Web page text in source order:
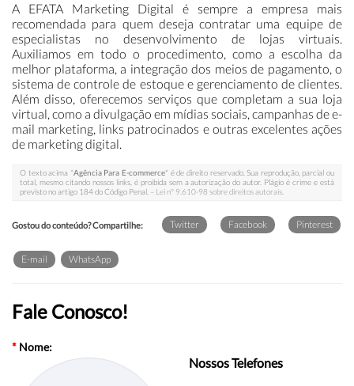
A EFATA Marketing Digital é sempre a empresa mais
recomendada para quem deseja contratar uma equipe de
especialistas no desenvolvimento de lojas virtuais.
Auxiliamos em todo o procedimento, como a escolha da
melhor plataforma, a integração dos meios de pagamento, o
sistema de controle de estoque e gerenciamento de clientes.
Além disso, oferecemos serviços que completam a sua loja
virtual, como a divulgação em mídias sociais, campanhas de e-
mail marketing, links patrocinados e outras excelentes ações
de marketing digital.
O texto acima "Agência Para E-commerce" é de direito reservado. Sua reprodução, parcial ou
total, mesmo citando nossos links, é proibida sem a autorização do autor. Plágio é crime e está
previsto no artigo 184 do Código Penal. – Lei n° 9.610-98 sobre direitos autorais
Gostou do conteúdo? Compartilhe: Twitter Facebook Pinterest
E-mail WhatsApp
Fale Conosco!
* Nome:
Nossos Telefones